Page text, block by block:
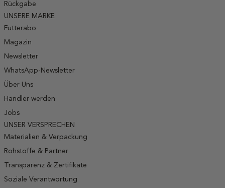
Rückgabe
UNSERE MARKE
Futterabo
Magazin
Newsletter
WhatsApp-Newsletter
Über Uns
Händler werden
Jobs
UNSER VERSPRECHEN
Materialien & Verpackung
Rohstoffe & Partner
Transparenz & Zertifikate
Soziale Verantwortung